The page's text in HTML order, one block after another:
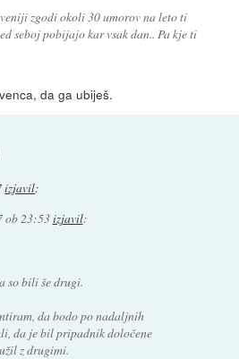
zgodi okoli 30 umorov na leto ti
seboj pobijajo kar vsak dan.. Pa kje ti
da ga ubiješ.
izjavil:
ob 23:53izjavil:
so bili še drugi.
da bodo po nadaljnih
da je bil pripadnik določene
z drugimi.